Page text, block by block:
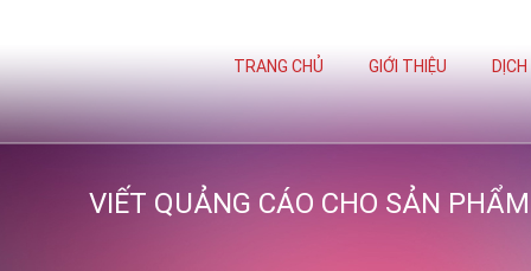
TRANG CHỦ GIỚI THIỆU
VIẾT QUẢNG CÁO CHO SẢN